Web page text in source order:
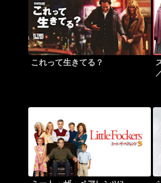
これって生きてる？